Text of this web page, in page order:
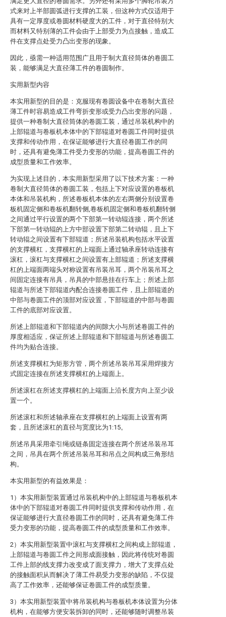
式来对上半部圆弧进行支撑的工装，但这种方式仅适用于
具有一定厚度或卷圆材料硬度大的工件，对于直径特别大
而材料又特别薄的工件会由于上部受力为点接触，造成工
件在支撑点处受力凸出变形的现象。
因此，亟需一种适用范围广且用于制大直径筒体的卷圆工
装，能够满足大直径薄工件的卷圆制作。
实用新型内容
本实用新型的目的是：克服现有卷圆设备中在卷制大直径
薄工件时容易造成工件弯折变形或受力凸出变形的问题，
提供一种卷制大直径筒体的卷圆工装，通过吊装机构中的
上部辊道与卷板机本体中的下部辊道对卷圆工件同时提供
支撑和传动作用，在保证能够进行大直径卷圆工作的同
时，还具有避免薄工件受力变形的功能，提高卷圆工件的
成型质量和工作效率。
为实现上述目的，本实用新型采用了以下技术方案：一种
卷制大直径筒体的卷圆工装，包括上下对应设置的卷板机
本体和吊装机构，所述卷板机本体的左右两侧分别设置卷
板机固定侧和卷板机翻转侧,卷板机固定侧和卷板机翻转侧
之间通过平行设置的两个下部第一转动辊连接，两个所述
下部第一转动辊的上方中部设置下部第二转动辊，且上下
转动辊之间设置有下部辊道；所述吊装机构包括水平设置
的支撑横杠，支撑横杠的上端面上通过轴承座转动连接有
滚杠，滚杠与支撑横杠之间设置有上部辊道；所述支撑横
杠的上端面两端头对称设置有吊装吊耳，两个吊装吊耳之
间固定连接有吊具，吊具的中部悬挂在行车上；所述上部
辊道与所述下部辊道内配合连接卷圆工件，且上部辊道的
中部与卷圆工件的顶部对应设置，下部辊道的中部与卷圆
工件的底部对应设置。
所述上部辊道和下部辊道内的间隙大小与所述卷圆工件的
厚度相适应，保证所述上部辊道和下部辊道与所述卷圆工
件均为贴合连接。
所述支撑横杠为矩形方管，两个所述吊装吊耳采用焊接方
式固定连接在所述支撑横杠的上端面上。
所述滚杠在所述支撑横杠的上端面上沿长度方向上至少设
置一个。
所述滚杠和所述轴承座在支撑横杠的上端面上设置有两
套，且所述滚杠的直径与宽度比为1:15。
所述吊具采用牵引绳或链条固定连接在两个所述吊装吊耳
之间，吊具在两个所述吊装吊耳和吊点之间构成三角形结
构。
本实用新型的有益效果是：
1）本实用新型装置通过吊装机构中的上部辊道与卷板机本
体中的下部辊道对卷圆工件同时提供支撑和传动作用，在
保证能够进行大直径卷圆工作的同时，还具有避免薄工件
受力变形的功能，提高卷圆工件的成型质量和工作效率。
2）本实用新型装置中滚杠与支撑横杠之间构成上部辊道，
上部辊道与卷圆工件之间形成面接触，因此将传统对卷圆
工件上部的线支撑力改变成了面支撑力，增大了支撑点处
的接触面积从而解决了薄工件易受力变形的缺陷，不仅提
高了工作效率，还能够保证卷圆工件的成型质量。
3）本实用新型装置中将吊装机构与卷板机本体设置为分体
机构，在能够方便安装拆卸的同时，还能够随时调整吊装